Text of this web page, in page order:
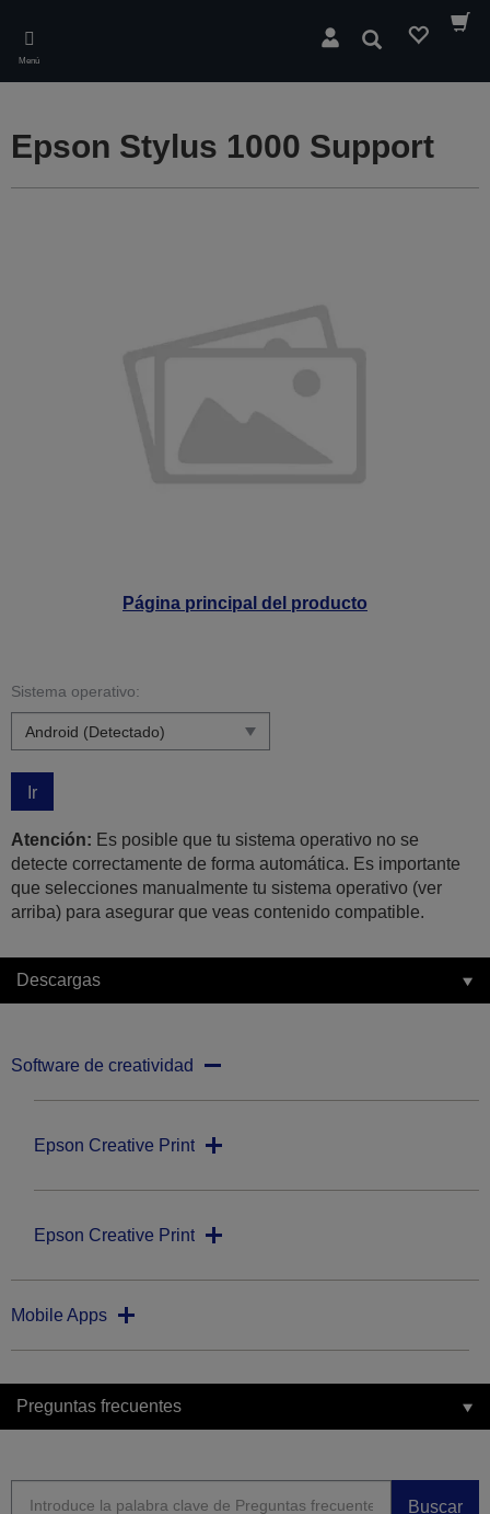
main
content
Menú
Buscar
Página principal del producto
Epson Stylus 1000 Support
Sistema operativo:
Ir
Atención: Es posible que tu sistema operativo no se
detecte correctamente de forma automática. Es importante
que selecciones manualmente tu sistema operativo (ver
arriba) para asegurar que veas contenido compatible.
Descargas
Software de creatividad
Epson Creative Print
Epson Creative Print
Mobile Apps
Preguntas frecuentes
Buscar